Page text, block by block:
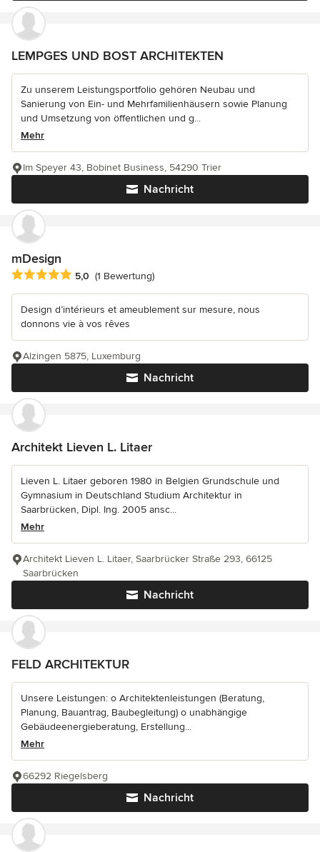
LEMPGES UND BOST ARCHITEKTEN
Zu unserem Leistungsportfolio gehören Neubau und
Sanierung von Ein- und Mehrfamilienhäusern sowie Planung
und Umsetzung von öffentlichen und g...
Mehr
Nachricht
Im Speyer 43, Bobinet Business, 54290 Trier
mDesign
Durchschnittliche Bewertung: 5 von 5 Sternen
5,0 (1 Bewertung)
Design d’intérieurs et ameublement sur mesure, nous
donnons vie à vos rêves
Nachricht
Alzingen 5875, Luxemburg
Architekt Lieven L. Litaer
Lieven L. Litaer geboren 1980 in Belgien Grundschule und
Gymnasium in Deutschland Studium Architektur in
Saarbrücken, Dipl. Ing. 2005 ansc...
Mehr
Nachricht
Architekt Lieven L. Litaer, Saarbrücker Straße 293, 66125
Saarbrücken
FELD ARCHITEKTUR
Unsere Leistungen: o Architektenleistungen (Beratung,
Planung, Bauantrag, Baubegleitung) o unabhängige
Gebäudeenergieberatung, Erstellung...
Mehr
Nachricht
66292 Riegelsberg